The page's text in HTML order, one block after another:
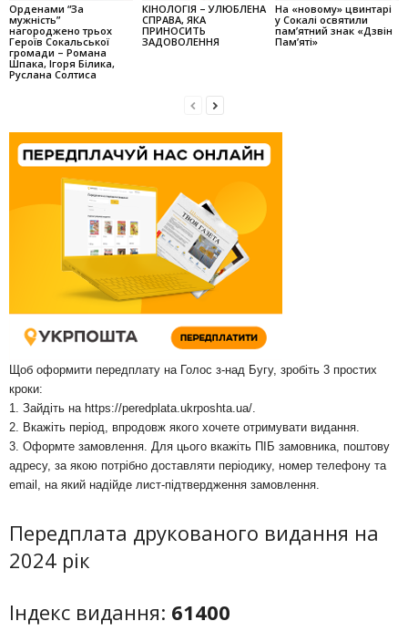
Орденами “За
мужність”
нагороджено трьох
Героїв Сока­ль­ської
громади – Романа
Шпака, Ігоря Бі­лика,
Руслана Сол­тиса
КІНОЛОГІЯ – УЛЮБЛЕНА
СПРАВА, ЯКА
ПРИНОСИТЬ
ЗАДОВОЛЕННЯ
На «новому» цвинтарі
у Сокалі освятили
пам’ят­ний знак «Дзвін
Пам’яті»
Щоб оформити передплату на Голос з-над Бугу, зробіть 3 простих
кроки:
1. Зайдіть на https://peredplata.ukrposhta.ua/
2. Вкажіть період, впродовж якого хочете отримувати видання.
3. Оформте замовлення. Для цього вкажіть ПІБ замовника, поштову
адресу, за якою потрібно доставляти періодику, номер телефону та
email, на який надійде лист-підтвердження замовлення.
Передплата друкованого видання на
2024 рік
Індекс видання: 61400